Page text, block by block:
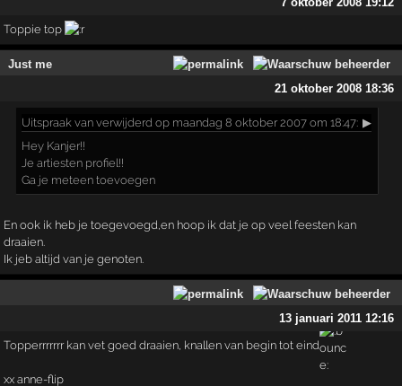
Toppie top
Just me
21 oktober 2008 18:36
Uitspraak van verwijderd op maandag 8 oktober 2007 om 18:47: ▶
Hey Kanjer!!
Je artiesten profiel!!
Ga je meteen toevoegen
En ook ik heb je toegevoegd,en hoop ik dat je op veel feesten kan
draaien.
Ik jeb altijd van je genoten.
13 januari 2011 12:16
Topperrrrrrr kan vet goed draaien, knallen van begin tot eind
xx anne-flip